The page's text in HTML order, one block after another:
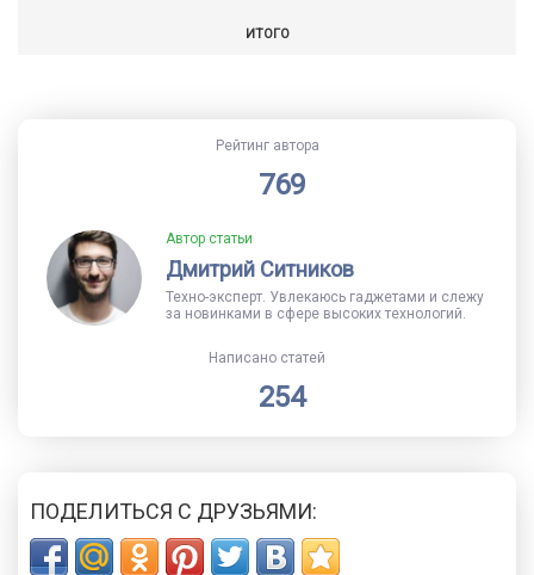
ИТОГО
Рейтинг автора
769
Автор статьи
Дмитрий Ситников
Техно-эксперт. Увлекаюсь гаджетами и слежу
за новинками в сфере высоких технологий.
Написано статей
254
ПОДЕЛИТЬСЯ С ДРУЗЬЯМИ: